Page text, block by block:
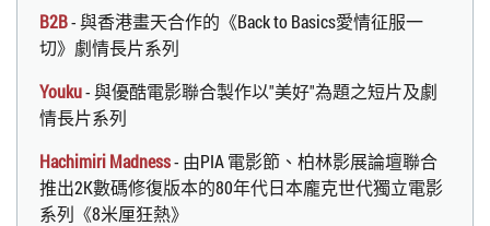
B2B- 與香港畫天合作的《Back to Basics愛情征服一
切》劇情長片系列
Youku- 與優酷電影聯合製作以"美好"為題之短片及劇
情長片系列
Hachimiri Madness- 由PIA 電影節、柏林影展論壇聯合
推出2K數碼修復版本的80年代日本龐克世代獨立電影
系列《8米厘狂熱》